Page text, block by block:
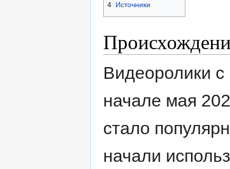
4 Источники
Видеоролики
начале мая
стало
начали